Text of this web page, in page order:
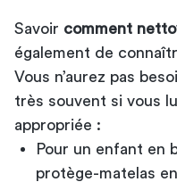
Savoir comment
également de
Vous n’aurez pas
très souvent si vous
appropriée :
Pour un enfant en
protège-matelas